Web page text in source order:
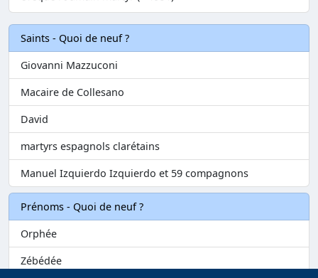
Saints - Quoi de neuf ?
Giovanni Mazzuconi
Macaire de Collesano
David
martyrs espagnols clarétains
Manuel Izquierdo Izquierdo et 59 compagnons
Prénoms - Quoi de neuf ?
Orphée
Zébédée